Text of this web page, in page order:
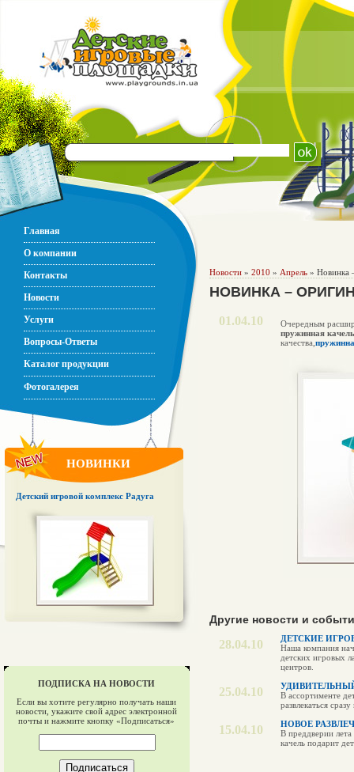
Главная
О компании
Контакты
Новости
Услуги
Вопросы-Ответы
Каталог продукции
Фотогалерея
НОВИНКИ
Детский игровой комплекс Радуга
ПОДПИСКА НА НОВОСТИ
Если вы хотите регулярно получать наши
новости, укажите свой адрес электронной
почты и нажмите кнопку «Подписаться»
Новости » 2010 » Апрель » Новинка
НОВИНКА –
01.04.10
Очередным
пружинная
качества,
Другие новости и
28.04.10
ДЕТСКИЕ
Наша компания
детских игровых
центров.
25.04.10
В ассортименте
развлекаться
15.04.10
НОВОЕ
В преддверии
качель подарит